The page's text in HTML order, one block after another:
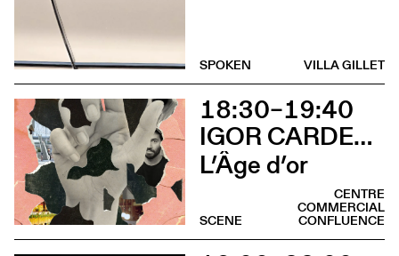
VILLA GILLET
SPOKEN
18:30–19:40
IGOR CARDELLINI & TOMAS GONZALEZ
L’Âge d’or
CENTRE
COMMERCIAL
CONFLUENCE
SCENE